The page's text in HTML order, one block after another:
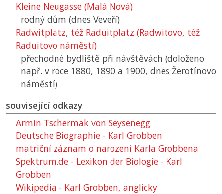
Kleine Neugasse (Malá Nová)
rodný dům (dnes Veveří)
Radwitplatz, též Raduitplatz (Radwitovo, též
Raduitovo náměstí)
přechodné bydliště při návštěvách (doloženo
např. v roce 1880, 1890 a 1900, dnes Žerotínovo
náměstí)
související odkazy
Armin Tschermak von Seysenegg
Deutsche Biographie - Karl Grobben
matriční záznam o narození Karla Grobbena
Spektrum.de - Lexikon der Biologie - Karl
Grobben
Wikipedia - Karl Grobben, anglicky